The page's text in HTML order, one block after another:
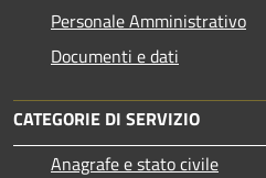
Personale Amministrativo
Documenti e dati
CATEGORIE DI SERVIZIO
Anagrafe e stato civile